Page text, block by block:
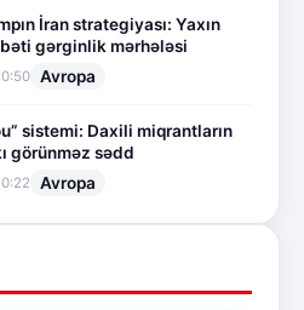
İran strategiyası: Yaxın
gərginlik mərhələsi
Avropa
sistemi: Daxili miqrantların
görünməz sədd
Avropa